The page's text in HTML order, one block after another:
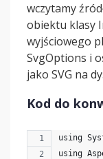
wczytamy
obiektu klasy
wyjściowego
SvgOptions i
jako SVG na
Kod do
using
using